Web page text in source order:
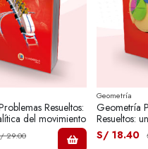
Resueltos:
del movimiento
29.00
Geometría
Geometría
Resueltos:
planimetría.
S/ 18.40